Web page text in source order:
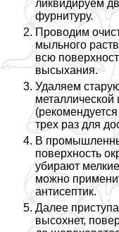
ликвидируем
фурнитуру.
Проводим
мыльного
всю
высыхания.
Удаляем
металлической
трех раз для
В
поверхность
убирают
можно
антисептик.
Далее
высохнет,